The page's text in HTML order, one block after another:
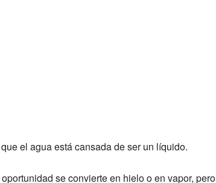
el agua está cansada de ser un líquido.
se convierte en hielo o en vapor, pero